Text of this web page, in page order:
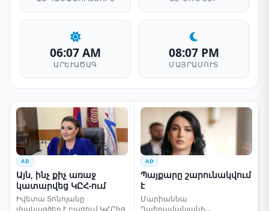
06:07 AM
ԱՐԵՒԱԾԱԳ
08:07 PM
ՄԱՅՐԱՄՈՒՏ
AD
Այն, ինչ քիչ առաջ
կատարվեց ԿԸՀ-ում
Իվետա Տոնոյանը
փակագծեր է բացում ԿՀԸից
AD
Պայքարը շարունակվում
է
Մարիաննա
Ղահրամանյանի